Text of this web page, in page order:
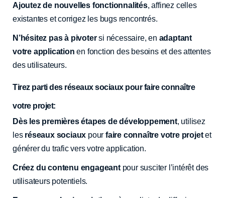
Ajoutez de nouvelles fonctionnalités, affinez celles
existantes et corrigez les bugs rencontrés.
N’hésitez pas à pivotersi nécessaire, en adaptant
votre application en fonction des besoins et des attentes
des utilisateurs.
Tirez parti des réseaux sociaux pour faire connaître
votre projet:
Dès les premières étapes de développement, utilisez
les réseaux sociaux pourfaire connaître votre projetet
générer du trafic vers votre application.
Créez du contenu engageantpour susciter l’intérêt des
utilisateurs potentiels.